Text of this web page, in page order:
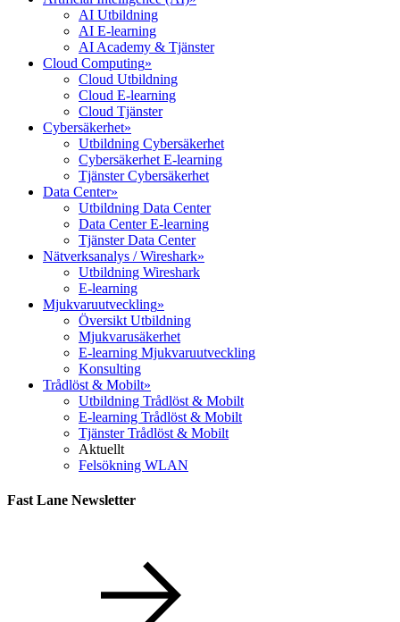
AI Utbildning
AI E-learning
AI Academy & Tjänster
Cloud Computing»
Cloud Utbildning
Cloud E-learning
Cloud Tjänster
Cybersäkerhet»
Utbildning Cybersäkerhet
Cybersäkerhet E-learning
Tjänster Cybersäkerhet
Data Center»
Utbildning Data Center
Data Center E-learning
Tjänster Data Center
Nätverksanalys / Wireshark»
Utbildning Wireshark
E-learning
Mjukvaruutveckling»
Översikt Utbildning
Mjukvarusäkerhet
E-learning Mjukvaruutveckling
Konsulting
Trådlöst & Mobilt»
Utbildning Trådlöst & Mobilt
E-learning Trådlöst & Mobilt
Tjänster Trådlöst & Mobilt
Aktuellt
Felsökning WLAN
Fast Lane Newsletter